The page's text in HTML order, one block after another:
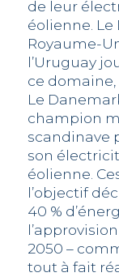
de leur
éolienne. Le
Royaume-
l’Uruguay
ce domaine,
Le
champion
scandinave
son
éolienne.
l’objectif
40 %
2050 –
tout à fait